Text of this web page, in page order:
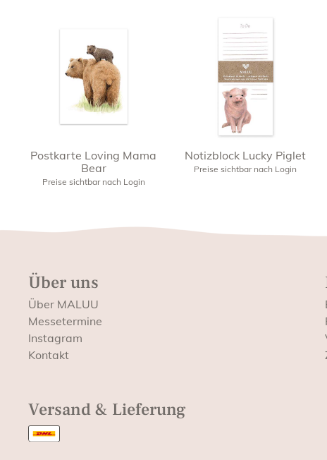
Postkarte Loving Mama
Bear
Preise sichtbar nach Login
Notizblock Lucky Piglet
Preise sichtbar nach Login
Über uns
Über MALUU
Messetermine
Instagram
Kontakt
Versand & Lieferung